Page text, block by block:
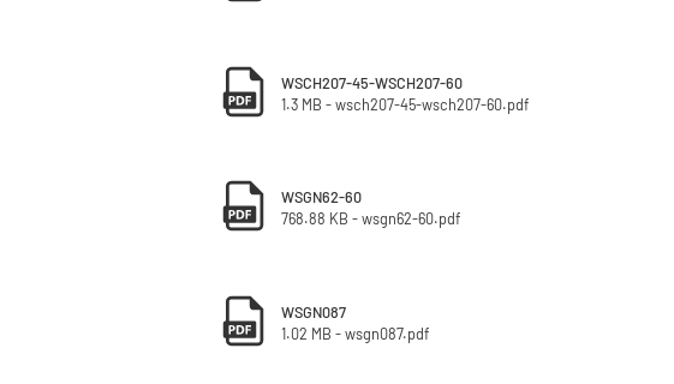
WSCH207-45-WSCH207-60
1.3 MB - wsch207-45-wsch207-60.pdf
WSGN62-60
768.88 KB - wsgn62-60.pdf
WSGN087
1.02 MB - wsgn087.pdf